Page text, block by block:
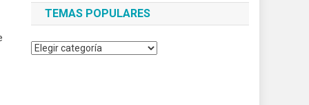
TEMAS POPULARES
Temas